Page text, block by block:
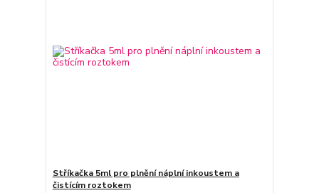
Stříkačka 5ml pro plnění náplní inkoustem a
čistícím roztokem